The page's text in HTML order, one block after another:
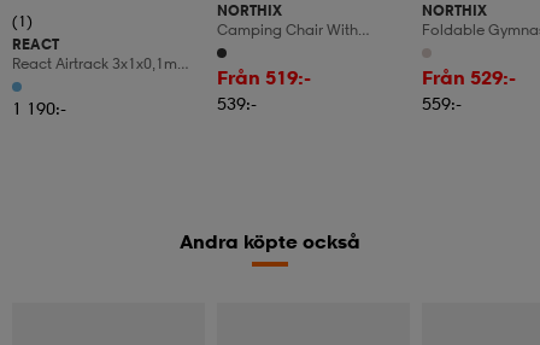
(1)
REACT
React Airtrack 3x1x0,1m
With Hand Pump
1 190:-
NORTHIX
Camping Chair With
Adjustable Backrest And
Footrest
Från 519:-
539:-
NORTHIX
Foldable
Balance Beam,
Non-Slip, Beige
Från 529:-
559:-
Andra köpte också